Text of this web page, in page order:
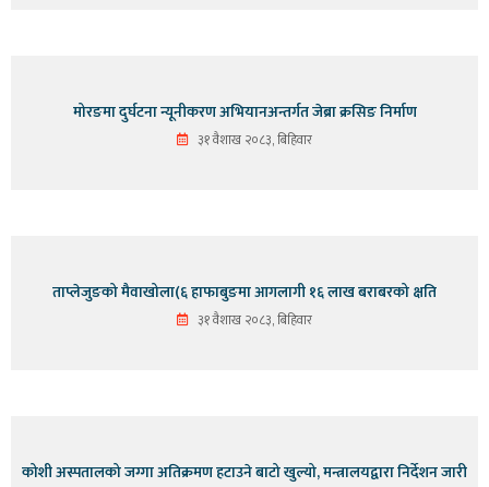
मोरङमा दुर्घटना न्यूनीकरण अभियानअन्तर्गत जेब्रा क्रसिङ निर्माण
३१ वैशाख २०८३, बिहिवार
ताप्लेजुङको मैवाखोला(६ हाफाबुङमा आगलागी १६ लाख बराबरको क्षति
३१ वैशाख २०८३, बिहिवार
कोशी अस्पतालको जग्गा अतिक्रमण हटाउने बाटो खुल्यो, मन्त्रालयद्वारा निर्देशन जारी